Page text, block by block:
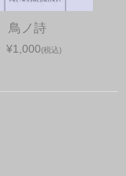
鳥ノ詩
¥1,000(税込)